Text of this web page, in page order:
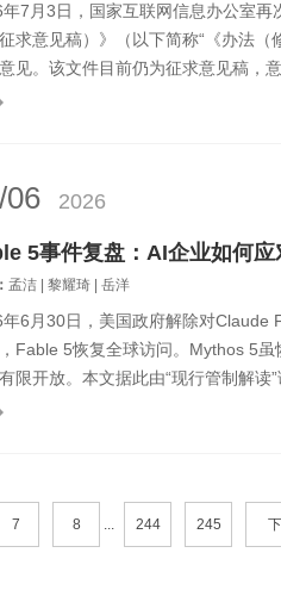
年7月3日，国家互联网信息办公室
求意见稿）》（以下简称“《办法
见。该文件目前仍为征求意见稿，
经生效的正式规则；但因...
06 2026
5事件复盘：AI企业如何应
孟洁 | 黎耀琦 | 岳洋
年6月30日，美国政府解除对Claude
Fable 5恢复全球访问。Mythos 5
限开放。本文据此由“现行管制解读”
7 8 ... 244 245